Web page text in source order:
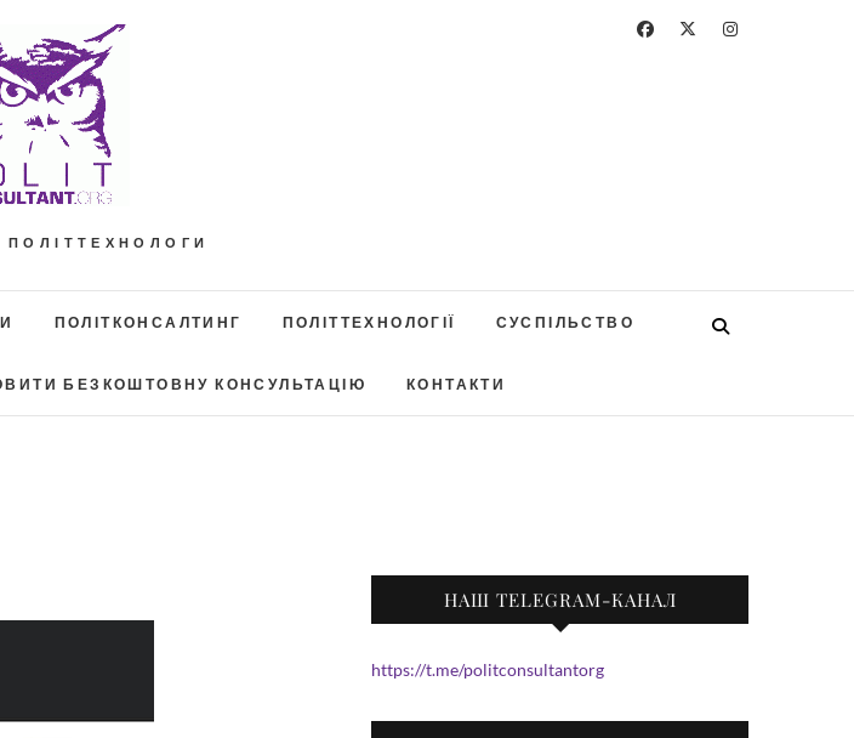
ПОЛІТТЕХНОЛОГИ
ПОЛІТКОНСАЛТИНГ ПОЛІТТЕХНОЛОГІЇ СУСПІЛЬСТВО
БЕЗКОШТОВНУ КОНСУЛЬТАЦІЮ КОНТАКТИ
НАШ TELEGRAM-КАНАЛ
https://t.me/politconsultantorg